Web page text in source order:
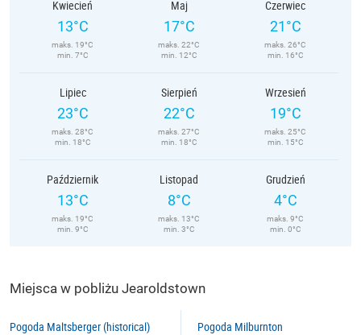
Kwiecień
13°C
maks. 19°C
min. 7°C
Maj
17°C
maks. 22°C
min. 12°C
Czerwiec
21°C
maks. 26°C
min. 16°C
Lipiec
23°C
maks. 28°C
min. 18°C
Sierpień
22°C
maks. 27°C
min. 18°C
Wrzesień
19°C
maks. 25°C
min. 15°C
Październik
13°C
maks. 19°C
min. 9°C
Listopad
8°C
maks. 13°C
min. 3°C
Grudzień
4°C
maks. 9°C
min. 0°C
Miejsca w pobliżu Jearoldstown
Pogoda Maltsberger (historical) Pogoda Milburnton